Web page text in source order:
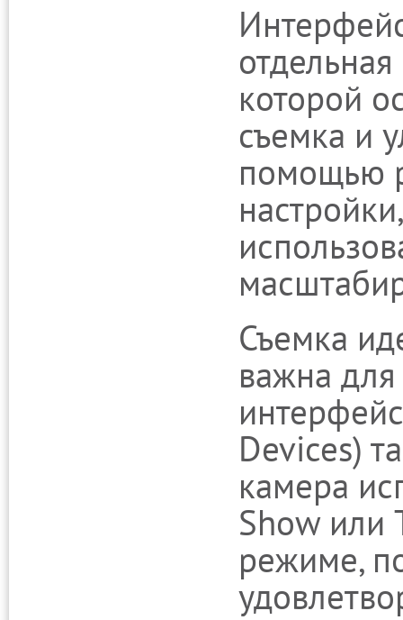
которой
съемка и
помощью
Съемка
важна
Devices)
камера
Show или
режиме,